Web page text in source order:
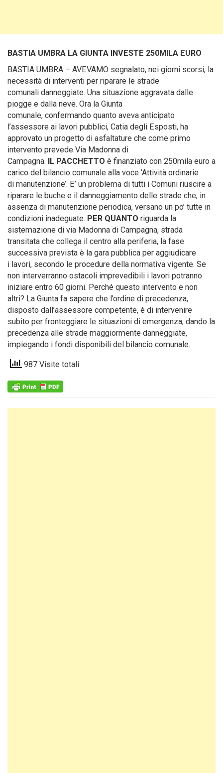
BASTIA UMBRA LA GIUNTA INVESTE 250MILA EURO
BASTIA UMBRA – AVEVAMO segnalato, nei giorni scorsi, la
necessità di interventi per riparare le strade
comunali danneggiate. Una situazione aggravata dalle
piogge e dalla neve. Ora la Giunta
comunale, confermando quanto aveva anticipato
l’assessore ai lavori pubblici, Catia degli Esposti, ha
approvato un progetto di asfaltature che come primo
intervento prevede Via Madonna di
Campagna.
IL PACCHETTO è finanziato con 250mila euro a
carico del bilancio comunale alla voce ‘Attività ordinarie
di manutenzione’. E’ un problema di tutti i Comuni riuscire a
riparare le buche e il danneggiamento delle strade che, in
assenza di manutenzione periodica, versano un po’ tutte in
condizioni inadeguate. PER QUANTO riguarda la
sistemazione di via Madonna di Campagna, strada
transitata che collega il centro alla periferia, la fase
successiva prevista è la gara pubblica per aggiudicare
i lavori, secondo le procedure della normativa vigente. Se
non interverranno ostacoli imprevedibili i lavori potranno
iniziare entro 60 giorni. Perché questo intervento e non
altri? La Giunta fa sapere che l’ordine di precedenza,
disposto dall’assessore competente, è di intervenire
subito per fronteggiare le situazioni di emergenza, dando la
precedenza alle strade maggiormente danneggiate,
impiegando i fondi disponibili del bilancio comunale.
987 Visite totali